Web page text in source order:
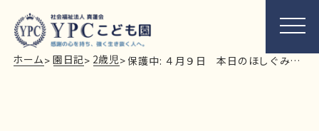
ホーム> 園日記> 2歳児> 保護中: ４月９日 本日のほしぐみさん